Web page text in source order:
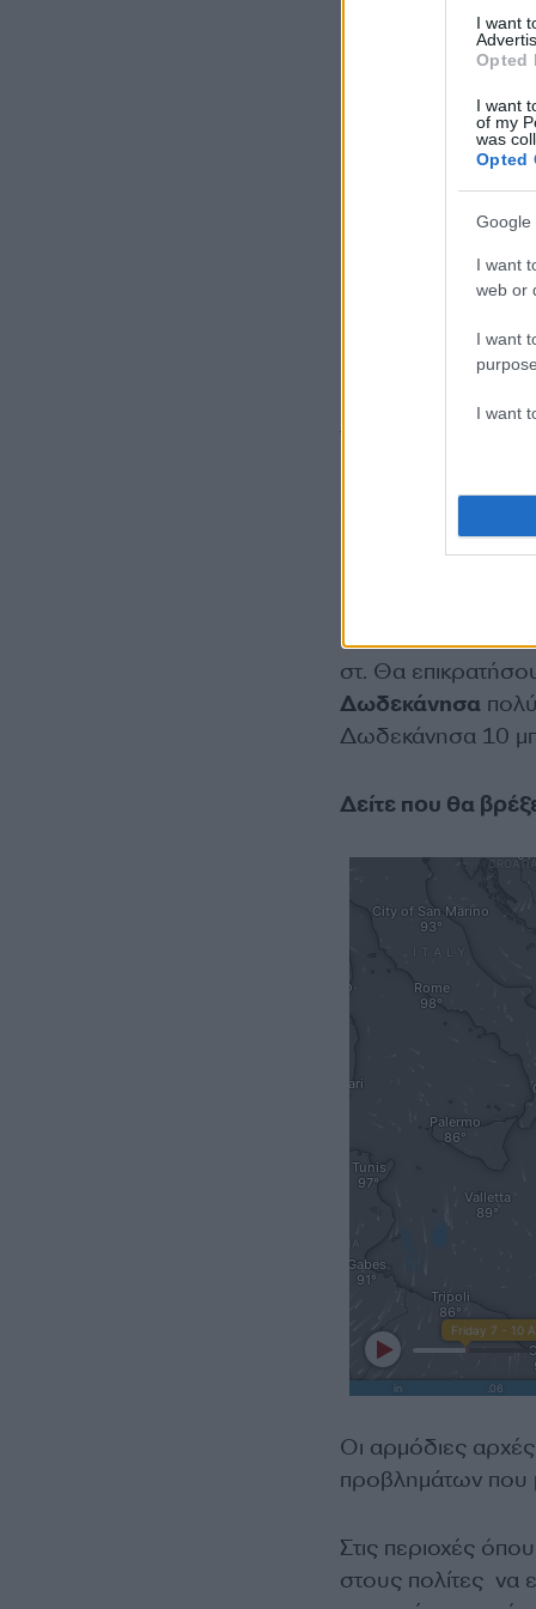
I want
Opted
I want
of my
was
Opted
Google
I want
web or
I want
I want
γ. Στην
Κυκλάδες
(από νήσο Χίο και
στ. Θα
Δωδεκάνησα
Δωδεκάνησα 10
Δείτε που θα
Οι αρμόδιες αρχές
προβλημάτων που
Στις περιοχές
στους πολίτες να